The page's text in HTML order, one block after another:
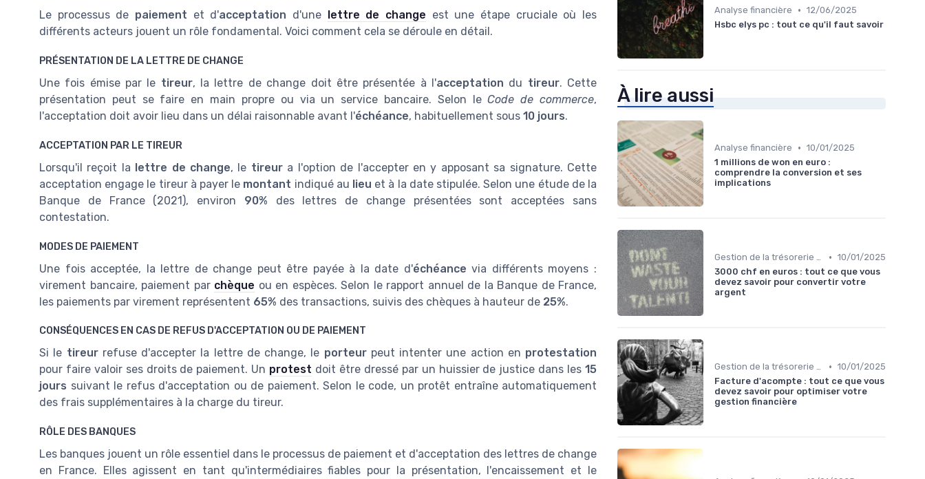
Le processus de paiement et d'acceptation d'une lettre de change est une étape cruciale où les
différents acteurs jouent un rôle fondamental. Voici comment cela se déroule en détail.
PRÉSENTATION DE LA LETTRE DE CHANGE
Une fois émise par le tireur, la lettre de change doit être présentée à l'acceptation du tireur. Cette
présentation peut se faire en main propre ou via un service bancaire. Selon leCode de commerce,
l'acceptation doit avoir lieu dans un délai raisonnable avant l'échéance, habituellement sous 10 jours.
ACCEPTATION PAR LE TIREUR
Lorsqu'il reçoit la lettre de change, le tireura l'option de l'accepter en y apposant sa signature. Cette
acceptation engage le tireur à payer le montant indiqué au lieu et à la date stipulée. Selon une étude de la
Banque de France (2021), environ 90% des lettres de change présentées sont acceptées sans
contestation.
MODES DE PAIEMENT
Une fois acceptée, la lettre de change peut être payée à la date d'échéance via différents moyens :
virement bancaire, paiement par chèque ou en espèces. Selon le rapport annuel de la Banque de France,
les paiements par virement représentent 65% des transactions, suivis des chèques à hauteur de 25%.
CONSÉQUENCES EN CAS DE REFUS D'ACCEPTATION OU DE PAIEMENT
Si le tireurrefuse d'accepter la lettre de change, le porteurpeut intenter une action en protestation
pour faire valoir ses droits de paiement. Un protest doit être dressé par un huissier de justice dans les15
jours suivant le refus d'acceptation ou de paiement. Selon le code, un protêt entraîne automatiquement
des frais supplémentaires à la charge du tireur.
RÔLE DES BANQUES
Les banques jouent un rôle essentiel dans le processus de paiement et d'acceptation des lettres de change
en France. Elles agissent en tant qu'intermédiaires fiables pour la présentation, l'encaissement et le
Analyse financière • 12/06/2025
Hsbc elys pc : tout ce qu'il faut savoir
À lire aussi
Analyse financière • 10/01/2025
1 millions de won en euro :
comprendre la conversion et ses
implications
Gestion de la trésorerie & cash management • 10/01/2025
3000 chf en euros : tout ce que vous
devez savoir pour convertir votre
argent
Gestion de la trésorerie & cash management • 10/01/2025
Facture d'acompte : tout ce que vous
devez savoir pour optimiser votre
gestion financière